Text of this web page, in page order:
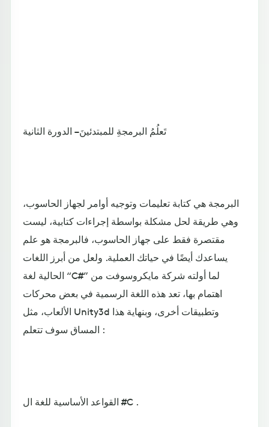
تَعلُمُ البرمجةِ للمبتدئينَ – الدورة الثانية
البرمجة هي كتابة تعليمات وتوجيه أوامر لجهاز الحاسوب،
وهي طريقة لحل مشكلة بواسطة إجراءات كتابية، ليست
مقتصرة فقط على جهاز الحاسوب، فالبرمجة هو علم
يساعدك أيضًا في حياتك العملية. ولعل من أبرز اللغات
الحالية لغة “C#” لما أولته شركة مايكروسوفت من
اهتمام بها، تعد هذه اللغة الرسمية في بعض محركات
الألعاب، مثل Unity3d وتطبيقات أخرى، وبنهاية هذا
المساق سوف تتعلم :
القواعد الأساسية للغة ال #C .